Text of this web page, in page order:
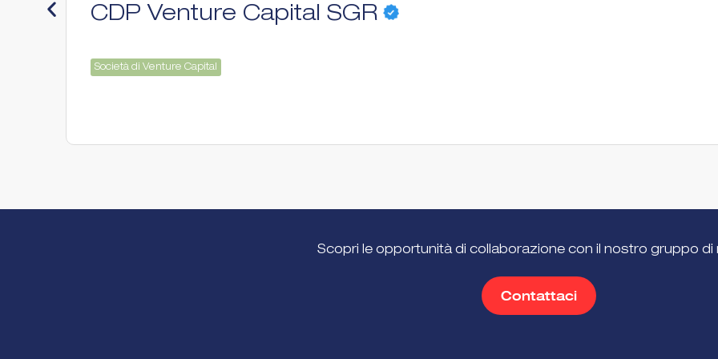
CDP Venture Capital SGR
Società di Venture Capital
Scopri le opportunità di collaborazione con il nostro gruppo di
Contattaci